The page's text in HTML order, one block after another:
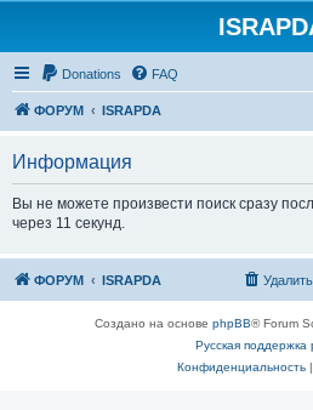
Donations FAQ
ФОРУМ ISRAPDA
Информация
Вы не можете произвести поиск сразу
через 11 секунд.
ФОРУМ ISRAPDA
Создано на основе phpBB® Forum
Русская поддержка
Конфиденциальность|